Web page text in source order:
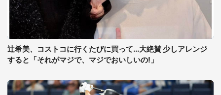
辻希美、コストコに行くたびに買って...大絶賛 少しアレンジ
すると「それがマジで、マジでおいしいの!」